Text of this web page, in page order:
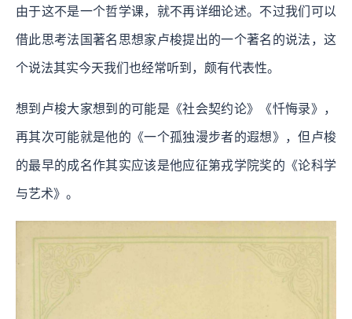
由于这不是一个哲学课，就不再详细论述。不过我们可以
借此思考法国著名思想家卢梭提出的一个著名的说法，这
个说法其实今天我们也经常听到，颇有代表性。
想到卢梭大家想到的可能是《社会契约论》《忏悔录》，
再其次可能就是他的《一个孤独漫步者的遐想》，但卢梭
的最早的成名作其实应该是他应征第戎学院奖的《论科学
与艺术》。